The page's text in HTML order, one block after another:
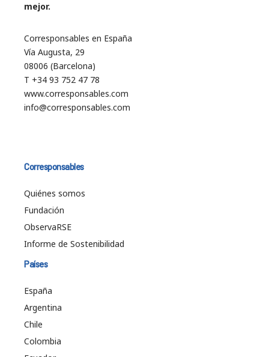
mejor.
Corresponsables en España
Vía Augusta, 29
08006 (Barcelona)
T +34 93 752 47 78
www.corresponsables.com
info@corresponsables.com
Corresponsables
Quiénes somos
Fundación
ObservaRSE
Informe de Sostenibilidad
Países
España
Argentina
Chile
Colombia